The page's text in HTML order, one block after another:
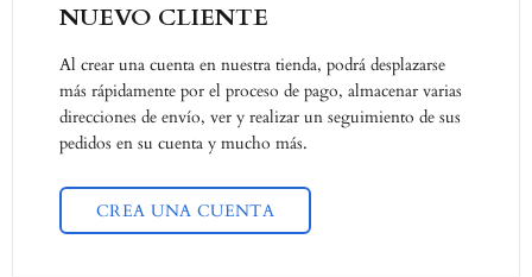
NUEVO CLIENTE
Al crear una cuenta en nuestra tienda, podrá desplazarse
más rápidamente por el proceso de pago, almacenar varias
direcciones de envío, ver y realizar un seguimiento de sus
pedidos en su cuenta y mucho más.
CREA UNA CUENTA